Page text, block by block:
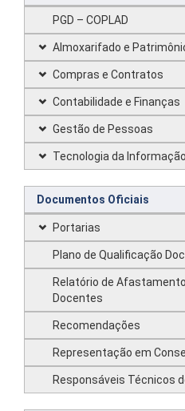
PGD – COPLAD
Almoxarifado e
Compras e Contratos
Contabilidade e Finanças
Gestão de Pessoas
Tecnologia da
Documentos Oficiais
Portarias
Plano de Qualificação
Relatório de
Docentes
Recomendações
Representação em
Responsáveis Técnicos